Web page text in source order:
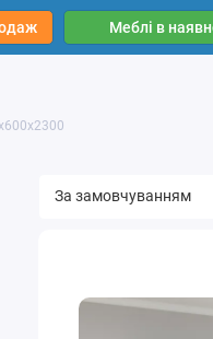
Меблі в